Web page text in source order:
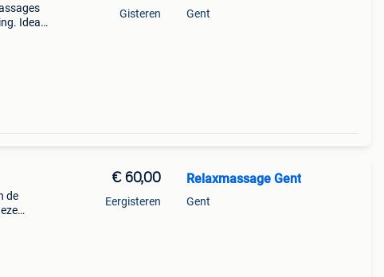
Ideaal
Gisteren Gent
de
€ 60,00
Eergisteren
Relaxmassage Gent
Gent